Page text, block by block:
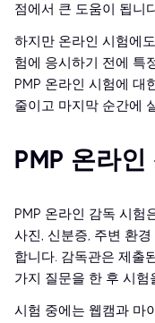
점에서 큰 도움이 됩니
하지만 온라인 시험에
험에 응시하기 전에 특
PMP 온라인 시험에 대
줄이고 마지막 순간에
PMP 온라인
PMP 온라인 감독 시험
사진, 신분증, 주변 환
합니다. 감독관은 제출
가지 질문을 한 후 시험
시험 중에는 웹캠과 마